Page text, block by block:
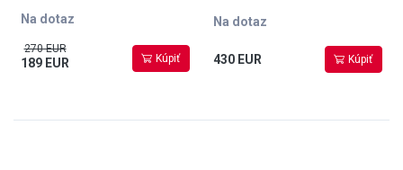
Na dotaz
270 EUR
189 EUR Kúpiť
Na dotaz
430 EUR Kúpiť